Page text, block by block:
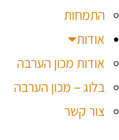
התמחות
אודות
אודות מכון הערבה
בלוג – מכון הערבה
צור קשר